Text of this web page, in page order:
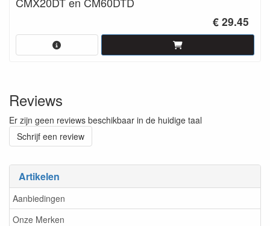
Artikelen
Aanbiedingen
Onze Merken
€ 29.45
Reviews
Er zijn geen reviews beschikbaar in de huidige taal
Schrijf een review